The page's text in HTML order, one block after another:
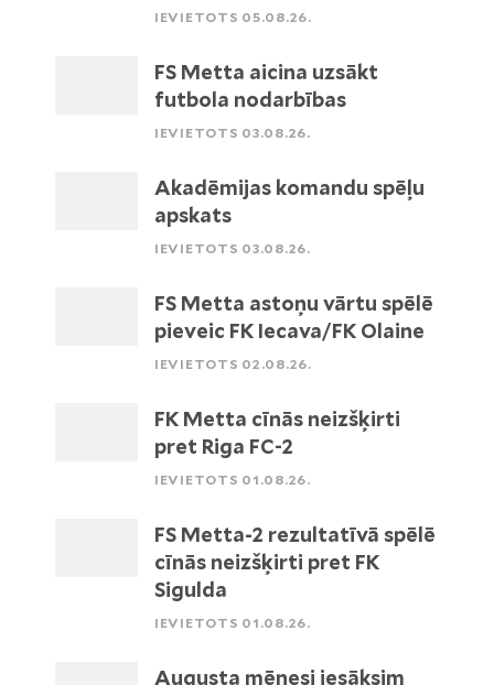
IEVIETOTS 05.08.26.
FS Metta aicina uzsākt
futbola nodarbības
IEVIETOTS 03.08.26.
Akadēmijas komandu spēļu
apskats
IEVIETOTS 03.08.26.
FS Metta astoņu vārtu spēlē
pieveic FK Iecava/FK Olaine
IEVIETOTS 02.08.26.
FK Metta cīnās neizšķirti
pret Riga FC-2
IEVIETOTS 01.08.26.
FS Metta-2 rezultatīvā spēlē
cīnās neizšķirti pret FK
Sigulda
IEVIETOTS 01.08.26.
Augusta mēnesi iesāksim